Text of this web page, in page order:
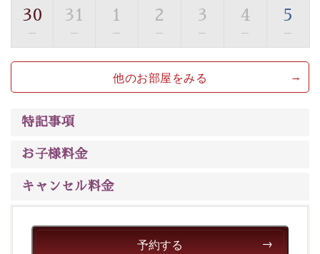
の効果が高い、極めて希有な源泉です。身も心も癒され
るご入浴をお愉しみください。
■お座敷風呂（大浴場）
温泉の成分に合わせ、防菌防カビの特殊素材の畳を使
用。 足元が柔らかく、そして滑りにくい畳のお風呂で
※男性大浴場までのご移動には階段がございます。 予め
ご了承のほどお願いいたします。
■貸切温泉風呂 （40分2000円）
眺望はございませんが、源泉掛け流しの温泉の質を楽し
トな空間をお愉しみください。
30
—
31
—
1
—
2
—
3
—
4
—
5
—
他のお部屋をみる
特記事項
お子様料金
キャンセル料金
予約する